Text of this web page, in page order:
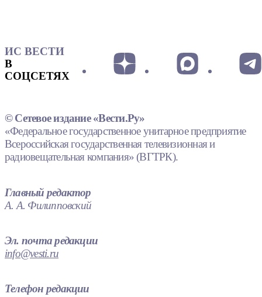
ИС ВЕСТИ
В
СОЦСЕТЯХ
© Сетевое издание «Вести.Ру»
«Федеральное государственное унитарное предприятие
Всероссийская государственная телевизионная и
радиовещательная компания» (ВГТРК).
Главный редактор
А. А. Филипповский
Эл. почта редакции
info@vesti.ru
Телефон редакции